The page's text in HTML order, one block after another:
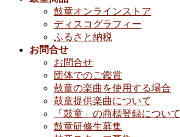
鼓童オンラインストア
ディスコグラフィー
ふるさと納税
お問合せ
お問合せ
団体でのご鑑賞
鼓童の楽曲を使用する場合
鼓童提供楽曲について
「鼓童」の商標登録について
鼓童研修生募集